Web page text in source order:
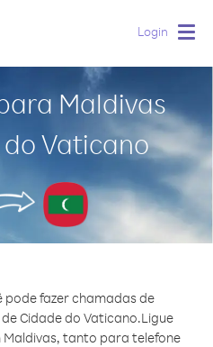
Login
Maldivas
Vaticano
pode fazer chamadas de
Cidade do Vaticano.Ligue
tanto para telefone